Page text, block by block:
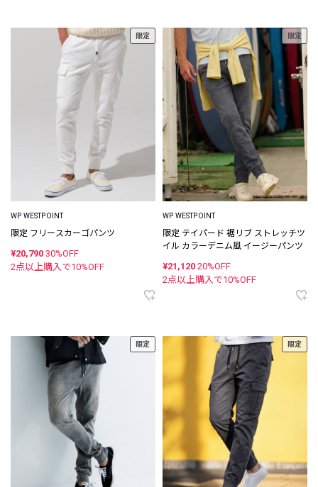
限定
WP WESTPOINT
限定 フリースカーゴパンツ
¥20,790 30%OFF
2点以上購入で10%OFF
限定
WP WESTPOINT
限定 テイパード 裾リブ ストレッチツ
イル カラーデニム風 イージーパンツ
¥21,120 20%OFF
2点以上購入で10%OFF
限定 限定